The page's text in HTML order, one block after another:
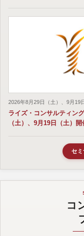
2026年8月29日（土）、9月19
ライズ・コンサルティン
（土）、9月19日（土）開
セ
コ